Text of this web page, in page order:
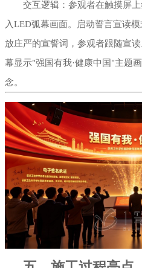
交互逻辑：参观者在触摸屏
入LED弧幕画面。启动誓言宣读
放庄严的宣誓词，参观者跟随宣
幕显示"强国有我·健康中国"主题
念。